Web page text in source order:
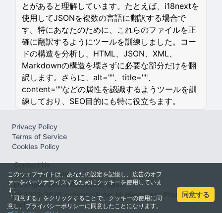
このウェブサイトは、あなたの設定を記憶し、広告のオフ
ァーをパーソナライズするためにクッキーを使用していま
す。
「同意する」をクリックすることで、クッキーの使用に同
意し、プライバシーポリシーに同意したことになります。
同意する
とがあると理解しています。たとえば、i18nextを
使用してJSONを複数の言語に翻訳する場合で
す。特にあなたのために、これらのファイルを正
確に翻訳するようにツールを訓練しました。コー
ドの構造を分析し、HTML、JSON、XML、
Markdownの構造を壊さずに必要な部分だけを翻
訳します。さらに、alt=""、title=""、
content=""などの属性を認識するようツールを訓
練しており、SEO目的にも特に役立ちます。
Contact Us
service@neuralwriter.com
Eixample, 08013 Barcelona, Spain
Ⓡ 2022-2025 — NeuralWriter Multilanguage Pharaprasing
Tool
Privacy Policy
Terms of Service
Cookies Policy